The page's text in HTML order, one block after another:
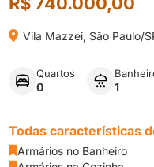
 Vila Mazzei, São Paulo/
Quartos
0 1
Todas características
Armários no Banheiro